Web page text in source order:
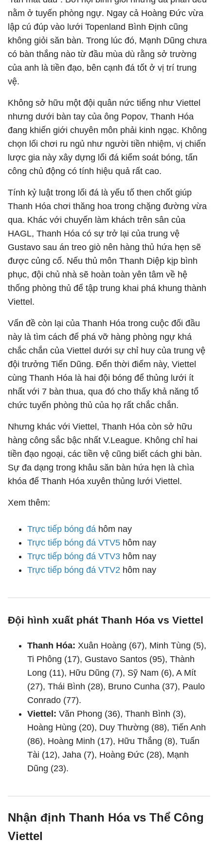
nằm ở tuyến phòng ngự. Ngay cả Hoàng Đức vừa
lập cú đúp vào lưới Topenland Bình Định cũng
không giỏi săn bàn. Trong lúc đó, Mạnh Dũng chưa
có bàn thắng nào từ đầu mùa dù rằng sở trường
của anh là tiền đạo, bên cạnh đá tốt ở vị trí trung
vệ.
Không sở hữu một đội quân nức tiếng như Viettel
nhưng dưới bàn tay của ông Popov, Thanh Hóa
đang khiến giới chuyên môn phải kinh ngạc. Không
chọn lối chơi ru ngủ như người tiền nhiệm, vị chiến
lược gia này xây dựng lối đá kiểm soát bóng, tấn
công chủ động có tính hiệu quả rất cao.
Tính kỷ luật trong lối đá là yếu tố then chốt giúp
Thanh Hóa chơi thăng hoa trong chặng đường vừa
qua. Khác với chuyến làm khách trên sân của
HAGL, Thanh Hóa có sự trở lại của trung vệ
Gustavo sau án treo giò nên hàng thủ hứa hẹn sẽ
được củng cố. Nếu thủ môn Thanh Diệp kịp bình
phục, đội chủ nhà sẽ hoàn toàn yên tâm về hệ
thống phòng thủ để tập trung khai phá khung thành
Viettel.
Vấn đề còn lại của Thanh Hóa trong cuộc đối đầu
này là tìm cách để phá vỡ hàng phòng ngự khá
chắc chắn của Viettel dưới sự chỉ huy của trung vệ
đội trưởng Tiến Dũng. Đến thời điểm này, Viettel
cùng Thanh Hóa là hai đội bóng để thủng lưới ít
nhất với 7 bàn thua, qua đó cho thấy khả năng tổ
chức tuyến phòng thủ của họ rất chắc chắn.
Nhưng khác với Viettel, Thanh Hóa còn sở hữu
hàng công sắc bậc nhất V.League. Không chỉ hai
tiền đạo ngoại, các tiền vệ cũng biết cách ghi bàn.
Sự đa dạng trong khâu săn bàn hứa hẹn là chìa
khóa để Thanh Hóa xuyên thủng lưới Viettel.
Xem thêm:
Trực tiếp bóng đá hôm nay
Trực tiếp bóng đá VTV5 hôm nay
Trực tiếp bóng đá VTV3 hôm nay
Trực tiếp bóng đá VTV2 hôm nay
Đội hình xuất phát Thanh Hóa vs Viettel
Thanh Hóa: Xuân Hoàng (67), Minh Tùng (5),
Ti Phông (17), Gustavo Santos (95), Thành
Long (11), Hữu Dũng (7), Sỹ Nam (6), A Mít
(27), Thái Bình (28), Bruno Cunha (37), Paulo
Conrado (77).
Viettel: Văn Phong (36), Thanh Bình (3),
Hoàng Hùng (20), Duy Thường (88), Tiến Anh
(86), Hoàng Minh (17), Hữu Thắng (8), Tuấn
Tài (12), Jaha (7), Hoàng Đức (28), Mạnh
Dũng (23).
Nhận định Thanh Hóa vs Thể Công
Viettel